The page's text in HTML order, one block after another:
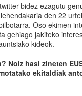
bidez ezagutu
den 22
Oso ekimen
gehiago jakiteko
kideok.
Noiz hasi zineten
ekitaldiak